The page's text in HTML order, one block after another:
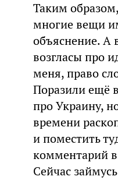
Таким
многие вещи
объяснение. А
возгласы про
меня, право
Поразили ещё
про Украину,
времени
и поместить
комментарий
Сейчас